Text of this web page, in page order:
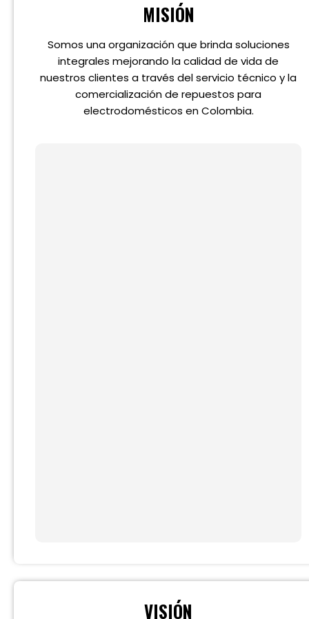
MISIÓN
Somos una organización que brinda soluciones
integrales mejorando la calidad de vida de
nuestros clientes a través del servicio técnico y la
comercialización de repuestos para
electrodomésticos en Colombia.
VISIÓN